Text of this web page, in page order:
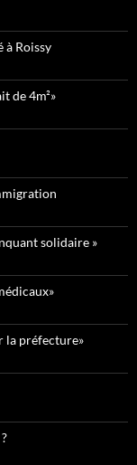
Roissy
de 4m²»
solidaire »
la préfecture»